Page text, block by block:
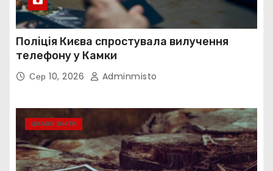
Поліція Києва спростувала вилучення
телефону у Камки
Сер 10, 2026 Adminmisto
ЦІКАВО ЗНАТИ